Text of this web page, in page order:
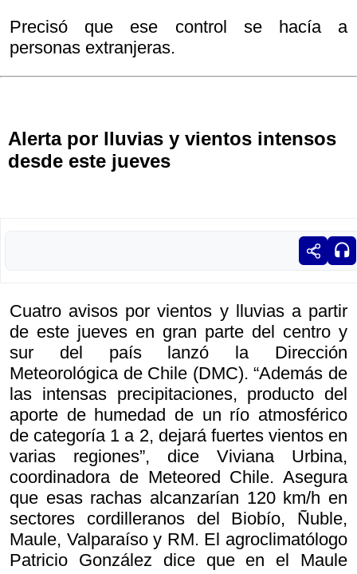
Precisó que ese control se hacía a
personas extranjeras.
Alerta por lluvias y vientos intensos
desde este jueves
Cuatro avisos por vientos y lluvias a partir
de este jueves en gran parte del centro y
sur del país lanzó la Dirección
Meteorológica de Chile (DMC). “Además de
las intensas precipitaciones, producto del
aporte de humedad de un río atmosférico
de categoría 1 a 2, dejará fuertes vientos en
varias regiones”, dice Viviana Urbina,
coordinadora de Meteored Chile. Asegura
que esas rachas alcanzarían 120 km/h en
sectores cordilleranos del Biobío, Ñuble,
Maule, Valparaíso y RM. El agroclimatólogo
Patricio González dice que en el Maule